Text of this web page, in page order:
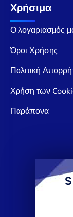
Χρήσιμα
Ο λογαριασμός
Όροι Χρήσης
Πολιτική
Χρήση των
Παράπονα